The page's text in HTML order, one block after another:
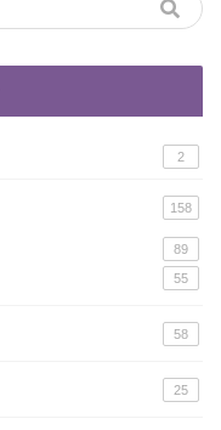
2
158
89
55
58
25